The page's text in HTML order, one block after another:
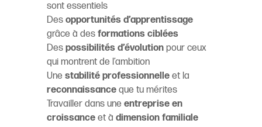
sont essentiels
Des opportunités d’apprentissage
grâce à des formations ciblées
Des possibilités d’évolution pour ceux
qui montrent de l’ambition
Une stabilité professionnelle et la
reconnaissance que tu mérites
Travailler dans une entreprise en
croissance et à dimension familiale